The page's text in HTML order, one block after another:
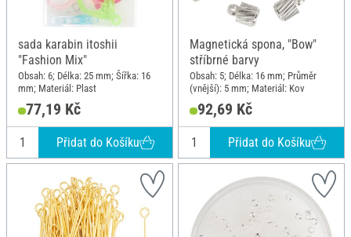
sada karabin itoshii
"Fashion Mix"
Obsah: 6; Délka: 25 mm; Šířka: 16
mm; Materiál: Plast
77,19 Kč
Přidat do Košíku
Magnetická spona, "Bow"
stříbrné barvy
Obsah: 5; Délka: 16 mm; Průměr
(vnější): 5 mm; Materiál: Kov
92,69 Kč
Přidat do Košíku